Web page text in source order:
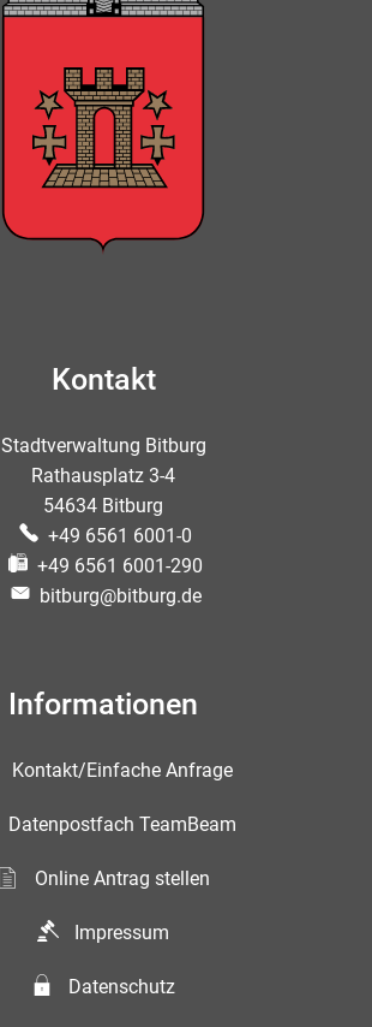
Kontakt
Stadtverwaltung Bitburg
Rathausplatz 3-4
54634 Bitburg
+49 6561 6001-0
+49 6561 6001-290
bitburg@bitburg.de
Informationen
Kontakt/Einfache Anfrage
Datenpostfach TeamBeam
Online Antrag stellen
Impressum
Datenschutz